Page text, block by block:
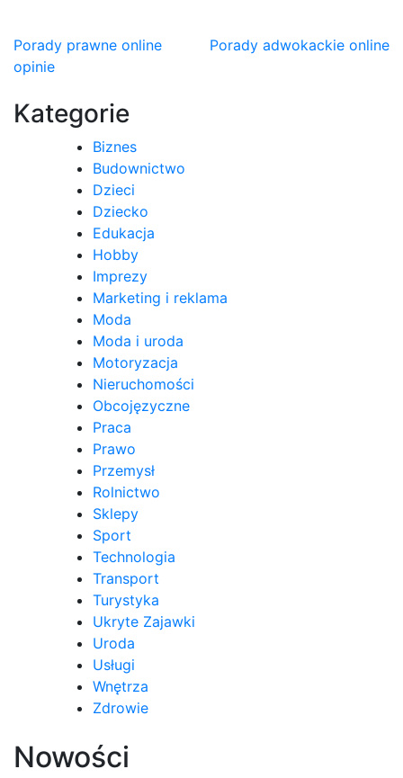
Nawigacja
wpisu
Porady prawne online
opinie
Porady adwokackie online
Kategorie
Biznes
Budownictwo
Dzieci
Dziecko
Edukacja
Hobby
Imprezy
Marketing i reklama
Moda
Moda i uroda
Motoryzacja
Nieruchomości
Obcojęzyczne
Praca
Prawo
Przemysł
Rolnictwo
Sklepy
Sport
Technologia
Transport
Turystyka
Ukryte Zajawki
Uroda
Usługi
Wnętrza
Zdrowie
Nowości